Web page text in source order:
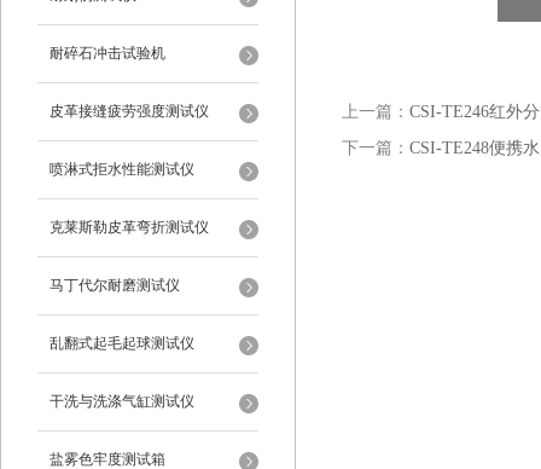
耐碎石冲击试验机
皮革接缝疲劳强度测试仪
喷淋式拒水性能测试仪
克莱斯勒皮革弯折测试仪
马丁代尔耐磨测试仪
乱翻式起毛起球测试仪
干洗与洗涤气缸测试仪
盐雾色牢度测试箱
上一篇： CSI-TE246红外
下一篇： CSI-TE248便携